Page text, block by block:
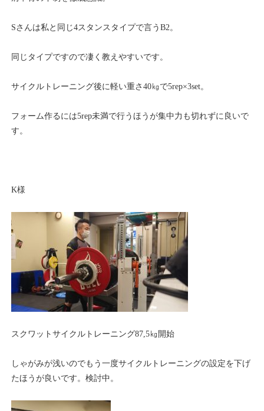
Sさんは私と同じ4スタンスタイプで言うB2。
同じタイプですので凄く教えやすいです。
サイクルトレーニング後に軽い重さ40㎏で5rep×3set。
フォーム作るには5rep未満で行うほうが集中力も切れずに良いで
す。
K様
スクワットサイクルトレーニング87,5㎏開始
しゃがみが浅いのでもう一度サイクルトレーニングの設定を下げ
たほうが良いです。検討中。